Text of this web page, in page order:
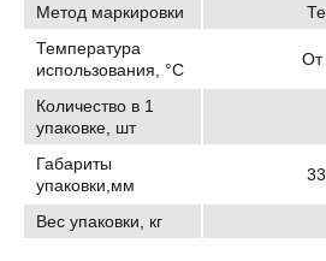
Метод маркировки
Температура
использования, °C
От
Количество в 1
упаковке, шт
Габариты
упаковки,мм
Вес упаковки, кг